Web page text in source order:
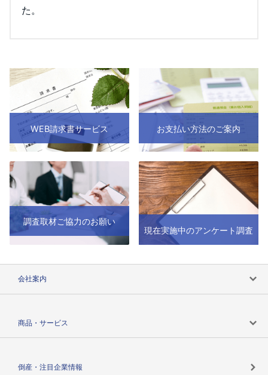
た。
WEB請求書サービス お支払い方法のご案内
調査取材ご協力のお願い
現在実施中のアンケート調査
会社案内
商品・サービス
倒産・注目企業情報